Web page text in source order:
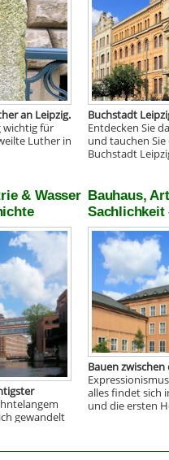
an Leipzig.
wichtig für
Luther in
Buchstadt
Entdecken Sie
und tauchen
Buchstadt
& Wasser
gewandelt
Bauhaus,
Sachlichkeit
Bauen
alles findet sich
und die ersten